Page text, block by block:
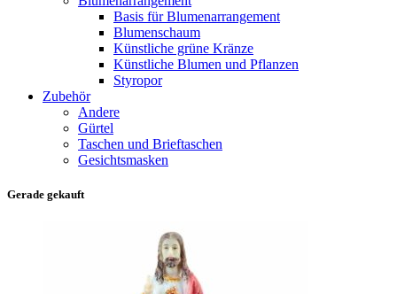
Basis für Blumenarrangement
Blumenschaum
Künstliche grüne Kränze
Künstliche Blumen und Pflanzen
Styropor
Zubehör
Andere
Gürtel
Taschen und Brieftaschen
Gesichtsmasken
Gerade gekauft